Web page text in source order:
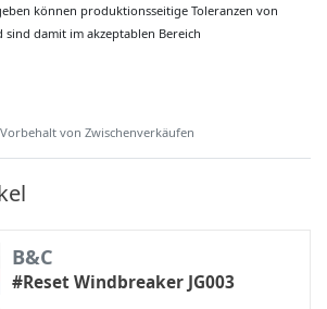
können produktionsseitige Toleranzen von
damit im akzeptablen Bereich
von Zwischenverkäufen
B&C
#Reset Windbreaker JG003